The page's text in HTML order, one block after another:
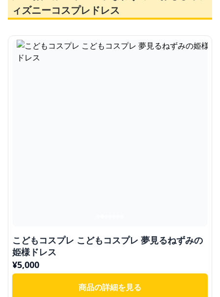
ィズニーコスプレドレス
こどもコスプレ こどもコスプレ 夢見るねずみの
姫様ドレス
¥5,000
商品の詳細を見る